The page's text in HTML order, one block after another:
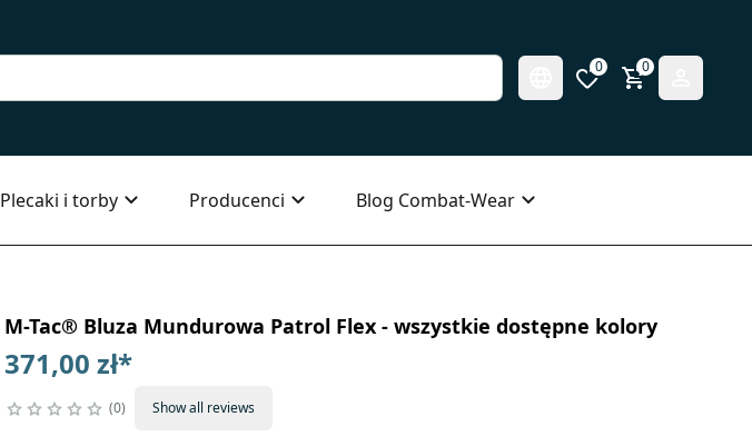
0 0
Plecaki i torby Producenci Blog Combat-Wear
M-Tac® Bluza Mundurowa Patrol Flex - wszystkie dostępne kolory
371,00 zł*
0 Show all reviews